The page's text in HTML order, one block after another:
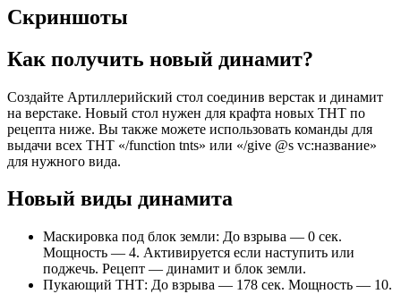
Скриншоты
Как получить новый динамит?
Создайте Артиллерийский стол соединив верстак и динамит
на верстаке. Новый стол нужен для крафта новых ТНТ по
рецепта ниже. Вы также можете использовать команды для
выдачи всех ТНТ «/function tnts» или «/give @s vc:название»
для нужного вида.
Новый виды динамита
Маскировка под блок земли: До взрыва — 0 сек.
Мощность — 4. Активируется если наступить или
поджечь. Рецепт — динамит и блок земли.
Пукающий ТНТ: До взрыва — 178 сек. Мощность — 10.